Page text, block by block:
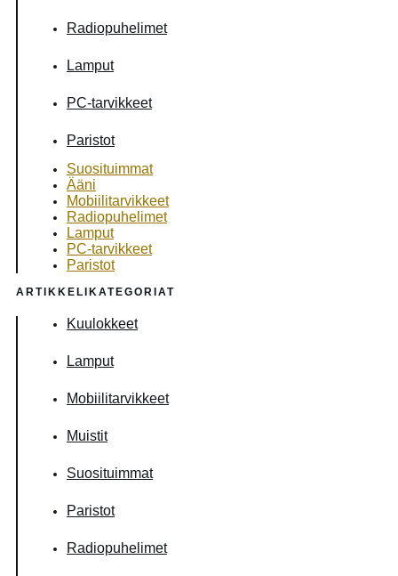
Radiopuhelimet
Lamput
PC-tarvikkeet
Paristot
Suosituimmat
Ääni
Mobiilitarvikkeet
Radiopuhelimet
Lamput
PC-tarvikkeet
Paristot
ARTIKKELIKATEGORIAT
Kuulokkeet
Lamput
Mobiilitarvikkeet
Muistit
Suosituimmat
Paristot
Radiopuhelimet